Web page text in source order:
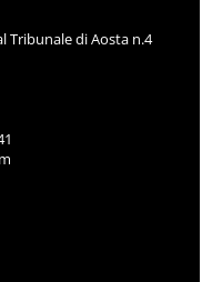
Tribunale di Aosta n.4